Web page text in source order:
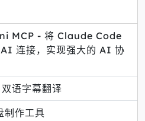
MCP - 将 Claude Code
连接，实现强大的 AI 协
语字幕翻译
制作工具